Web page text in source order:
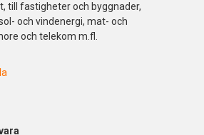
till fastigheter och byggnader,
och vindenergi, mat- och
och telekom m.fl.